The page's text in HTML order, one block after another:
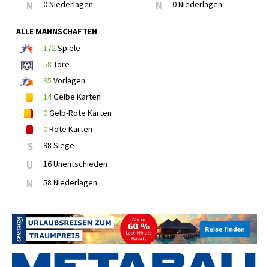
N 0 Niederlagen N 0 Niederlagen
ALLE MANNSCHAFTEN
172Spiele
58 Tore
35 Vorlagen
14Gelbe Karten
0Gelb-Rote Karten
0Rote Karten
S 98 Siege
U 16 Unentschieden
N 58 Niederlagen